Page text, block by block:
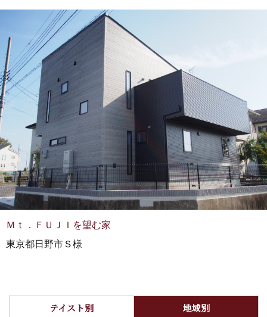
Ｍｔ．ＦＵＪＩを望む家
東京都日野市Ｓ様
テイスト別
地域別